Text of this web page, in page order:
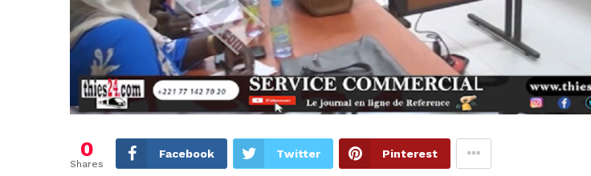
0
Shares
Facebook Twitter Pinterest